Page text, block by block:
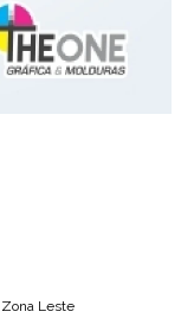
Zona Leste